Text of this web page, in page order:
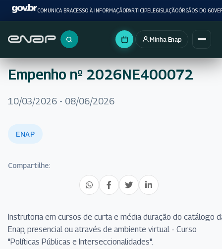
COMUNICA BRACESSO À INFORMAÇÃOPARTICIPELEGISLAÇÃOÓRGÃOS DO
Buscar no portal
Minha Enap
Empenho nº 2026NE400072
10/03/2026 - 08/06/2026
ENAP
Compartilhe:
Instrutoria em cursos de curta e média duração do catálogo
Enap, presencial ou através de ambiente virtual - Curso
"Políticas Públicas e Interseccionalidades".